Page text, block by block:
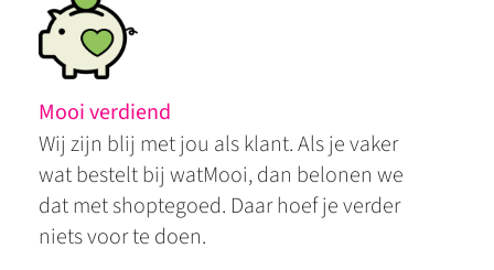
Mooi verdiend
Wij zijn blij met jou als klant. Als je vaker
wat bestelt bij watMooi, dan belonen we
dat met shoptegoed. Daar hoef je verder
niets voor te doen.